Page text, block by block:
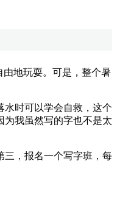
地玩耍。可是，整个暑
时可以学会自救，这个
为我虽然写的字也不是太
，报名一个写字班，每